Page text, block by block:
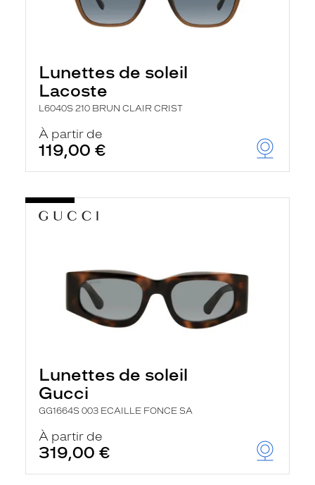
Lunettes de soleil
Lacoste
L6040S 210 BRUN CLAIR CRIST
À partir de
119,00 €
Lunettes de soleil
Gucci
GG1664S 003 ECAILLE FONCE SA
À partir de
319,00 €